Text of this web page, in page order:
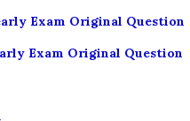
Exam Original Question
Exam Original Question